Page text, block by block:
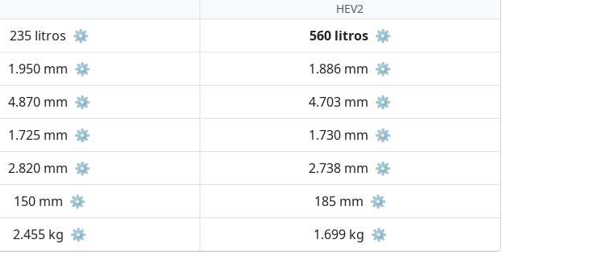
HEV2
235 litros ⚙️ 560 litros ⚙️
1.950 mm ⚙️ 1.886 mm ⚙️
4.870 mm ⚙️ 4.703 mm ⚙️
1.725 mm ⚙️ 1.730 mm ⚙️
2.820 mm ⚙️ 2.738 mm ⚙️
150 mm ⚙️ 185 mm ⚙️
2.455 kg ⚙️ 1.699 kg ⚙️